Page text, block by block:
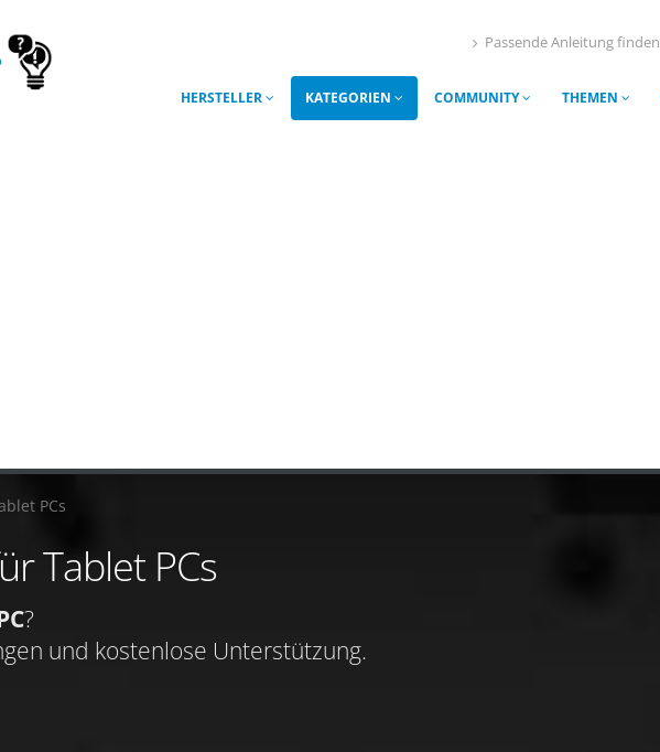
Passende Anleitung finden
HERSTELLER KATEGORIEN COMMUNITY THEMEN
PCs
Tablet PCs
?
und kostenlose Unterstützung.